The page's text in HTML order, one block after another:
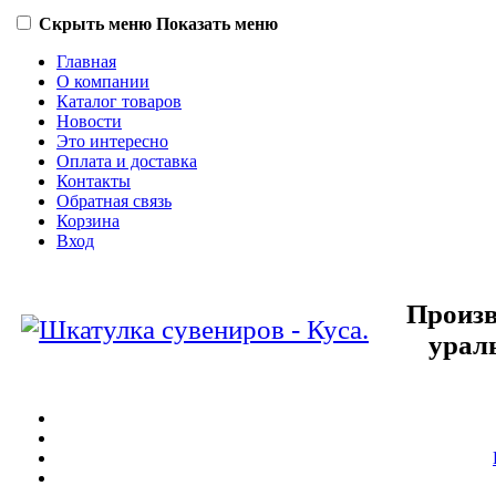
Скрыть меню Показать меню
Главная
О компании
Каталог товаров
Новости
Это интересно
Оплата и доставка
Контакты
Обратная связь
Корзина
Вход